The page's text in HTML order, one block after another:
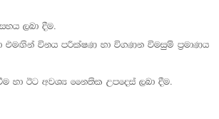
ලබා දීම.
එමඟින් විනය පරීක්ෂණ හා විගණන විමසුම් ප්‍රමාණය
හා ඊට අවශ්‍ය නෛතික උපදෙස් ලබා දීම.